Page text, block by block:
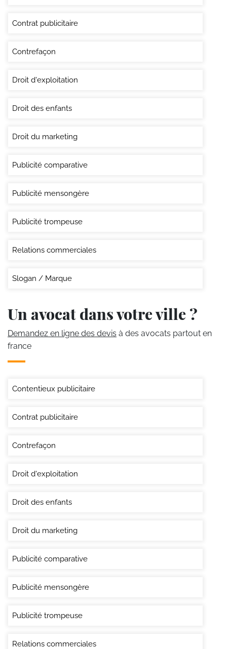
Contrat publicitaire
Contrefaçon
Droit d'exploitation
Droit des enfants
Droit du marketing
Publicité comparative
Publicité mensongère
Publicité trompeuse
Relations commerciales
Slogan / Marque
Un avocat dans votre ville ?
Demandez en ligne des devis à des avocats partout en
france
Contentieux publicitaire
Contrat publicitaire
Contrefaçon
Droit d'exploitation
Droit des enfants
Droit du marketing
Publicité comparative
Publicité mensongère
Publicité trompeuse
Relations commerciales